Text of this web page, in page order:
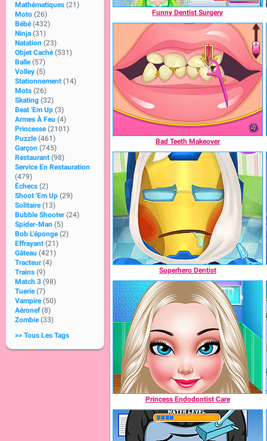
Mathématiques (21)
Moto (26)
Bébé (432)
Ninja (31)
Natation (23)
Objet Caché (531)
Balle (57)
Volley (5)
Stationnement (14)
Mots (26)
Skating (32)
Beat 'Em Up (3)
Armes À Feu (4)
Princesse (2101)
Puzzle (461)
Garçon (745)
Restaurant (98)
Service En Restauration
(479)
Échecs (2)
Shoot 'Em Up (29)
Solitaire (13)
Bubble Shooter (24)
Spider-Man (5)
Bob L'éponge (2)
Effrayant (21)
Gâteau (421)
Tracteur (4)
Trains (9)
Match 3 (98)
Tuerie (7)
Vampire (50)
Aéronef (8)
Zombie (33)
>> Tous Les Tags
Funny Dentist Surgery
Bad Teeth Makeover
Superhero Dentist
Princess Endodontist Care